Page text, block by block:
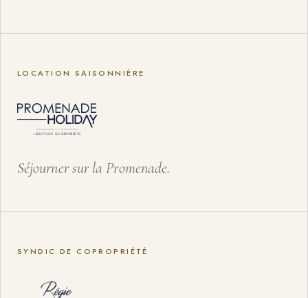
LOCATION SAISONNIÈRE
Séjourner sur la Promenade.
SYNDIC DE COPROPRIÉTÉ